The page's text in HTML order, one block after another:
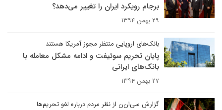
برجام رویکرد ایران را تغییر می‌دهد؟
۲۹ بهمن ۱۳۹۴
بانک‌های اروپایی منتظر مجوز آمریکا هستند
پایان تحریم سوئیفت و ادامه مشکل معامله با
بانک‌های ایرانی
۲۷ بهمن ۱۳۹۴
گزارش سی‌ان‌ن از نظر مردم درباره لغو تحریم‌ها